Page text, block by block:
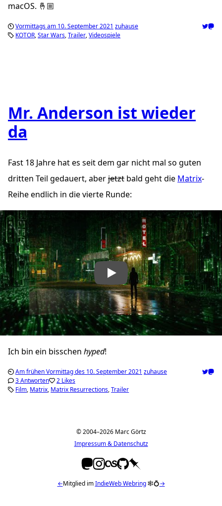
macOS. 🤞🏼
Vormittags am 10. September 2021 zuhause
KOTOR Star Wars Trailer Videospiele
Mr. Anderson ist wieder
da
Fast 18 Jahre hat es seit dem gar nicht mal so guten
dritten Teil gedauert, aberjetzt bald geht die Matrix-
Reihe endlich in die vierte Runde:
„The Matrix Resurrections – Official Trailer 1″ abspielen
Ich bin ein bisschen hyped!
Am frühen Vormittag des 10. September 2021 zuhause
3 Antworten
2 Likes
Film Matrix Matrix Resurrections Trailer
© 2004–2026 Marc Görtz
Impressum & Datenschutz
←Mitglied imIndieWeb Webring🕸💍→